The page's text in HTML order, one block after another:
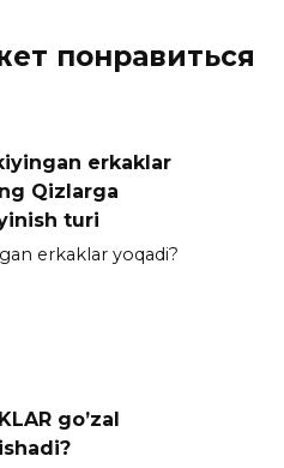
понравиться
erkaklar
Qizlarga
turi
erkaklar yoqadi?
go’zal